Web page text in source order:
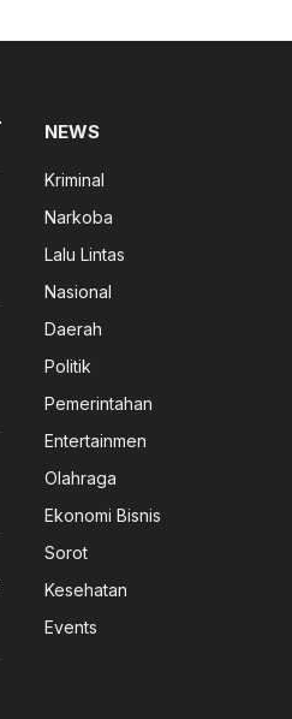
NEWS
Kriminal
Narkoba
Lalu Lintas
Nasional
Daerah
Politik
Pemerintahan
Entertainmen
Olahraga
Ekonomi Bisnis
Sorot
Kesehatan
Events